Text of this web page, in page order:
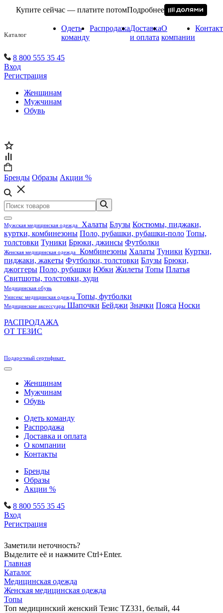
Купите сейчас — платите потомПодробнее
Каталог
Одеть
команду
РаспродажаДоставка
и оплата
О
компании
8 800 555 35 45
Вход
Регистрация
Женщинам
Мужчинам
Обувь
Бренды Образы Акции %
Мужская медицинская одежда Халаты Блузы Костюмы, пиджаки,
куртки, комбинезоны Поло, рубашки, рубашки-поло Топы,
толстовки Туники Брюки, джинсы Футболки
Женская медицинская одежда Комбинезоны Халаты Туники Куртки,
пиджаки, жакеты Футболки, толстовки Блузы Брюки,
джоггеры Поло, рубашки Юбки Жилеты Топы Платья
Свитшоты, толстовки, худи
Медицинская обувь
Унисекс медицинская одежда Топы, футболки
Медицинские аксессуары Шапочки Бейджи Значки Пояса Носки
РАСПРОДАЖА
ОТ ТЕЗИС
Подарочный сертификат
Женщинам
Мужчинам
Обувь
Одеть команду
Распродажа
Доставка и оплата
О компании
Контакты
Бренды
Образы
Акции %
8 800 555 35 45
Вход
Регистрация
Заметили неточность?
Выделите её и нажмите Ctrl+Enter.
Главная
Каталог
Медицинская одежда
Женская медицинская одежда
Топы
Топ медицинский женский Тезис TZ331, белый, 44